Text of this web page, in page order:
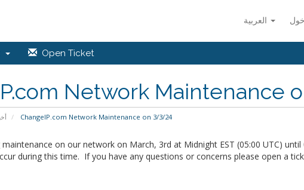
Open Ticket
Network Maintenance
ChangeIP.com Network Maintenance on 3/3/24
on our network on March, 3rd at Midnight EST (05:00 UTC) until
during this time. If you have any questions or concerns please open a